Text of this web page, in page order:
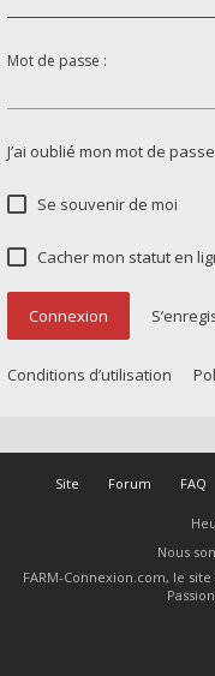
Mot de passe :
J’ai oublié mon mot de passe
Se souvenir de moi
Cacher mon statut en
Connexion
Conditions d’utilisation
Site Forum FAQ
Nous
FARM-Connexion.com, le